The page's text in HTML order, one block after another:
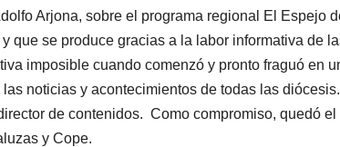
Arjona, sobre el programa regional El Espejo
que se produce gracias a la labor informativa de
imposible cuando comenzó y pronto fraguó en
noticias y acontecimientos de todas las
de contenidos. Como compromiso, quedó
y Cope.